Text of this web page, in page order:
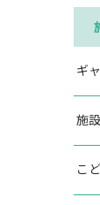
ギ
施
こ